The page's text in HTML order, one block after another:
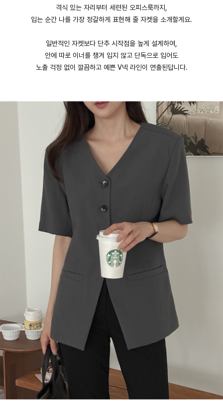
격식 있는 자리부터 세련된 오피스룩까지,
입는 순간 나를 가장 정갈하게 표현해 줄 자켓을 소개할게요.
일반적인 자켓보다 단추 시작점을 높게 설계하여,
안에 따로 이너를 챙겨 입지 않고 단독으로 입어도
노출 걱정 없이 깔끔하고 예쁜 V넥 라인이 연출된답니다.